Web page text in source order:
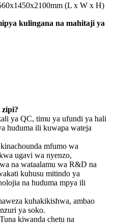
(L x W x H)
kulingana na mahitaji ya
zipi?
ya QC, timu ya ufundi ya hali
huduma ili kuwapa wateja
mfumo wa
ugavi wa nyenzo,
na wataalamu wa R&D na
kuhusu mitindo ya
na huduma mpya ili
kuhakikishwa, ambao
ya soko.
kiwanda chetu na